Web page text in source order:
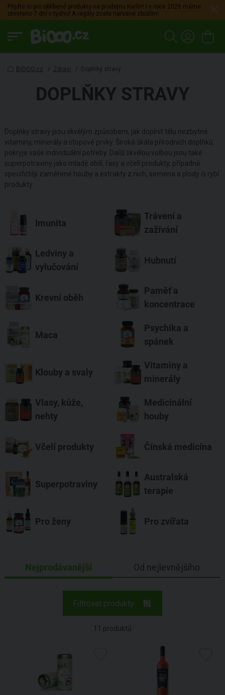
Přijdte si pro oblíbené produkty na prodejnu Karlín! I v roce 2026 máme
otevřeno 7 dní v týdnu! A regály zcela narvané zbožím!
BiOOO.cz / Zdraví / Doplňky stravy
DOPLŇKY STRAVY
Doplňky stravy jsou skvělým způsobem, jak doplnit tělu nezbytné
vitaminy, minerály a stopové prvky. Široká škála přírodních doplňků
pokryje vaše individuální potřeby. Další skvělou volbou jsou také
superpotraviny jako mladé obilí, řasy a včelí produkty, případně
specifičtěji zaměřené houby a extrakty z nich, semena a plody či rybí
produkty.
Imunita
Trávení a
zažívání
Ledviny a
vylučování
Hubnutí
Krevní oběh
Paměť a
koncentrace
Maca
Psychika a
spánek
Klouby a svaly
Vitaminy a
minerály
Vlasy, kůže,
nehty
Medicinální
houby
Včelí produkty Čínská medicína
Superpotraviny
Australská
terapie
Pro ženy Pro zvířata
Nejprodávanější Od nejlevnějšího
Filtrovat produkty
11 produktů